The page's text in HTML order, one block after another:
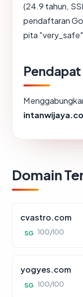
(24.9 tahun,
pendaftaran
pita
Domain
cvastro.com
SG 100/100
yogyes.com
SG 100/100